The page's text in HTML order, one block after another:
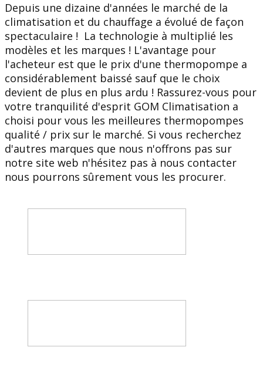
Depuis une dizaine d'années le marché de la
climatisation et du chauffage a évolué de façon
spectaculaire ! La technologie à multiplié les
modèles et les marques ! L'avantage pour
l'acheteur est que le prix d'une thermopompe a
considérablement baissé sauf que le choix
devient de plus en plus ardu ! Rassurez-vous pour
votre tranquilité d'esprit GOM Climatisation a
choisi pour vous les meilleures thermopompes
qualité / prix sur le marché. Si vous recherchez
d'autres marques que nous n'offrons pas sur
notre site web n'hésitez pas à nous contacter
nous pourrons sûrement vous les procurer.